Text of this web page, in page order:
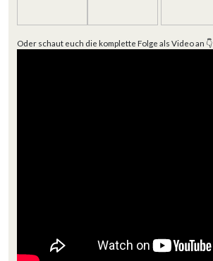
Oder schaut euch die komplette Folge als Video an 👇